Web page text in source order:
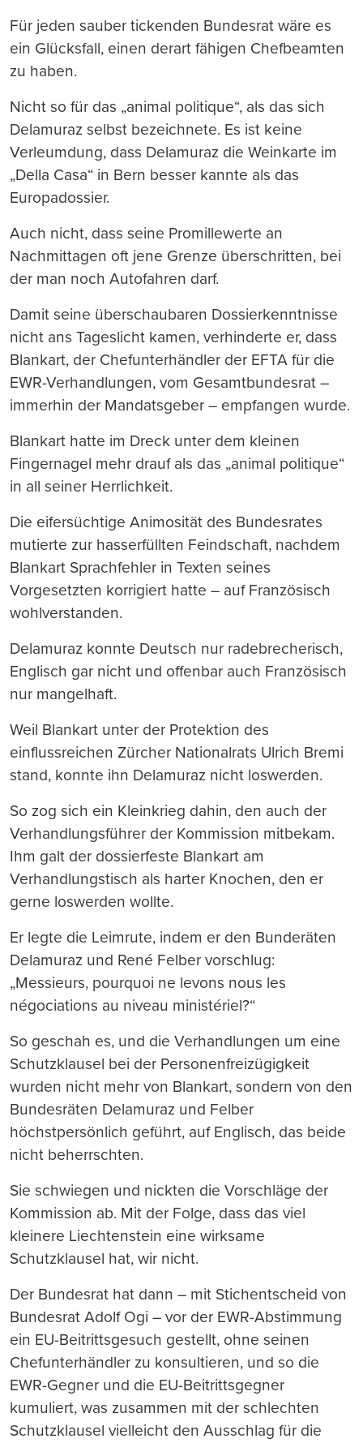
Für jeden sauber tickenden Bundesrat wäre es
ein Glücksfall, einen derart fähigen Chefbeamten
zu haben.
Nicht so für das „animal politique“, als das sich
Delamuraz selbst bezeichnete. Es ist keine
Verleumdung, dass Delamuraz die Weinkarte im
„Della Casa“ in Bern besser kannte als das
Europadossier.
Auch nicht, dass seine Promillewerte an
Nachmittagen oft jene Grenze überschritten, bei
der man noch Autofahren darf.
Damit seine überschaubaren Dossierkenntnisse
nicht ans Tageslicht kamen, verhinderte er, dass
Blankart, der Chefunterhändler der EFTA für die
EWR-Verhandlungen, vom Gesamtbundesrat –
immerhin der Mandatsgeber – empfangen wurde.
Blankart hatte im Dreck unter dem kleinen
Fingernagel mehr drauf als das „animal politique“
in all seiner Herrlichkeit.
Die eifersüchtige Animosität des Bundesrates
mutierte zur hasserfüllten Feindschaft, nachdem
Blankart Sprachfehler in Texten seines
Vorgesetzten korrigiert hatte – auf Französisch
wohlverstanden.
Delamuraz konnte Deutsch nur radebrecherisch,
Englisch gar nicht und offenbar auch Französisch
nur mangelhaft.
Weil Blankart unter der Protektion des
einflussreichen Zürcher Nationalrats Ulrich Bremi
stand, konnte ihn Delamuraz nicht loswerden.
So zog sich ein Kleinkrieg dahin, den auch der
Verhandlungsführer der Kommission mitbekam.
Ihm galt der dossierfeste Blankart am
Verhandlungstisch als harter Knochen, den er
gerne loswerden wollte.
Er legte die Leimrute, indem er den Bunderäten
Delamuraz und René Felber vorschlug:
„Messieurs, pourquoi ne levons nous les
négociations au niveau ministériel?“
So geschah es, und die Verhandlungen um eine
Schutzklausel bei der Personenfreizügigkeit
wurden nicht mehr von Blankart, sondern von den
Bundesräten Delamuraz und Felber
höchstpersönlich geführt, auf Englisch, das beide
nicht beherrschten.
Sie schwiegen und nickten die Vorschläge der
Kommission ab. Mit der Folge, dass das viel
kleinere Liechtenstein eine wirksame
Schutzklausel hat, wir nicht.
Der Bundesrat hat dann – mit Stichentscheid von
Bundesrat Adolf Ogi – vor der EWR-Abstimmung
ein EU-Beitrittsgesuch gestellt, ohne seinen
Chefunterhändler zu konsultieren, und so die
EWR-Gegner und die EU-Beitrittsgegner
kumuliert, was zusammen mit der schlechten
Schutzklausel vielleicht den Ausschlag für die